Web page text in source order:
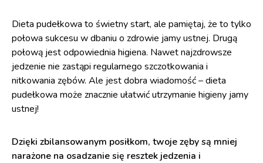
Dieta pudełkowa to świetny start, ale pamiętaj, że to tylko
połowa sukcesu w dbaniu o zdrowie jamy ustnej. Drugą
połową jest odpowiednia higiena. Nawet najzdrowsze
jedzenie nie zastąpi regularnego szczotkowania i
nitkowania zębów. Ale jest dobra wiadomość – dieta
pudełkowa może znacznie ułatwić utrzymanie higieny jamy
ustnej!
Dzięki zbilansowanym posiłkom, twoje zęby są mniej
narażone na osadzanie się resztek jedzenia i